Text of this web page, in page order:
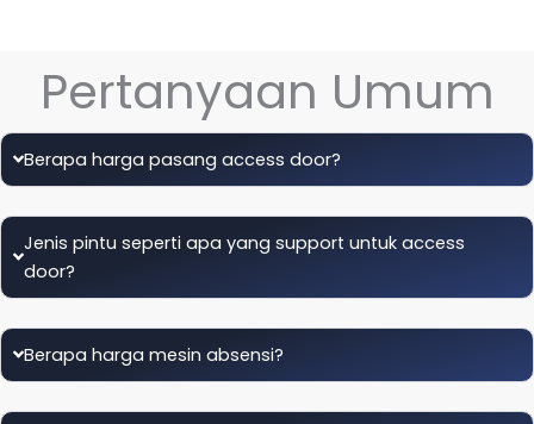
Pertanyaan Umum
Berapa harga pasang access door?
Jenis pintu seperti apa yang support untuk access
door?
Berapa harga mesin absensi?